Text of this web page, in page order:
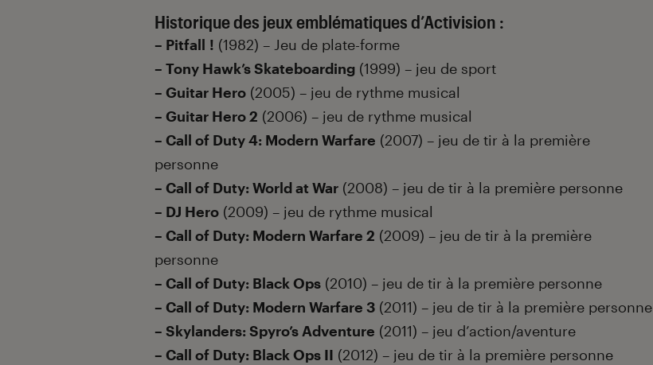
Historique des jeux emblématiques d’Activision :
– Pitfall ! (1982) – Jeu de plate-forme
– Tony Hawk’s Skateboarding (1999) – jeu de sport
– Guitar Hero (2005) – jeu de rythme musical
– Guitar Hero 2 (2006) – jeu de rythme musical
– Call of Duty 4: Modern Warfare (2007) – jeu de tir à la première
personne
– Call of Duty: World at War (2008) – jeu de tir à la première personne
– DJ Hero (2009) – jeu de rythme musical
– Call of Duty: Modern Warfare 2 (2009) – jeu de tir à la première
personne
– Call of Duty: Black Ops (2010) – jeu de tir à la première personne
– Call of Duty: Modern Warfare 3 (2011) – jeu de tir à la première personne
– Skylanders: Spyro’s Adventure (2011) – jeu d’action/aventure
– Call of Duty: Black Ops II (2012) – jeu de tir à la première personne